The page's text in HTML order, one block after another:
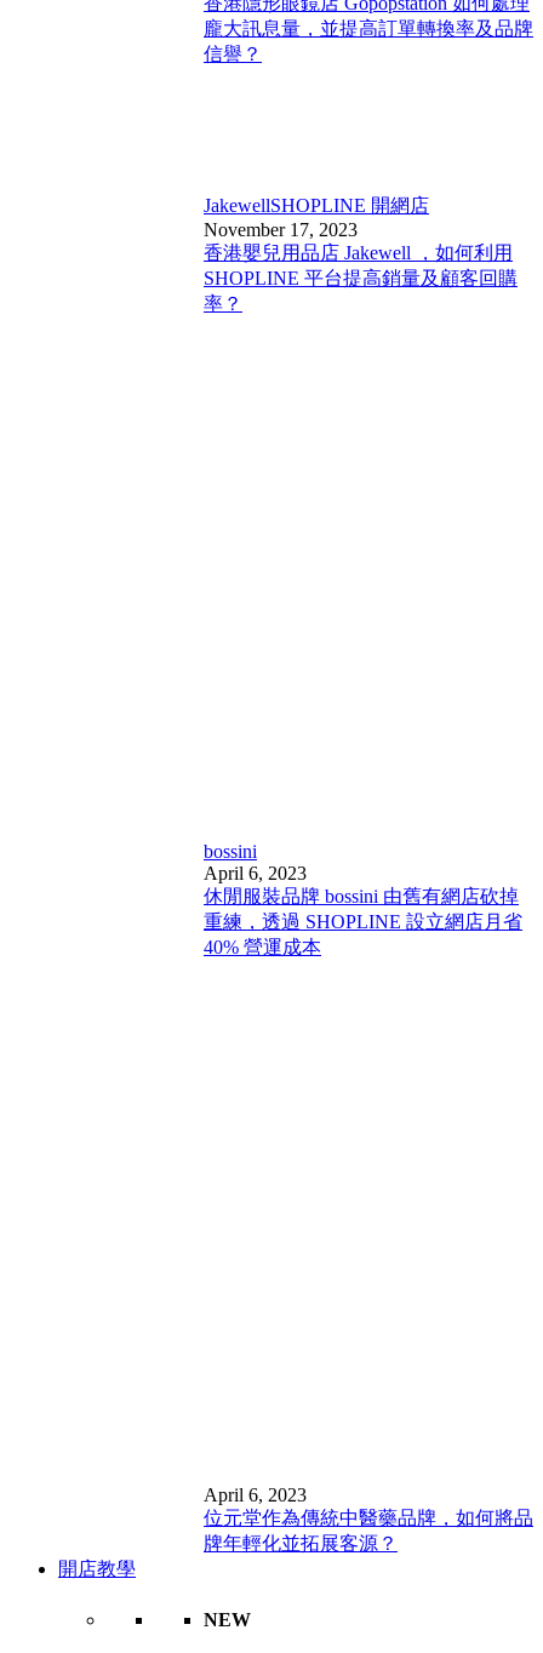
龐大訊息量，並提高訂單轉換率及品牌
信譽？
JakewellSHOPLINE 開網店
November 17, 2023
香港嬰兒用品店 Jakewell ，如何利用
SHOPLINE 平台提高銷量及顧客回購
率？
bossini
April 6, 2023
休閒服裝品牌 bossini 由舊有網店砍掉
重練，透過 SHOPLINE 設立網店月省
40% 營運成本
April 6, 2023
位元堂作為傳統中醫藥品牌，如何將品
牌年輕化並拓展客源？
開店教學
NEW